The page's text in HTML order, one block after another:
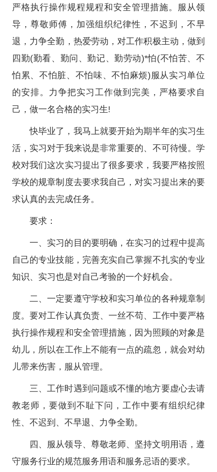
严格执行操作规程规程和安全管理措施。服从领
导，尊敬师傅，加强组织纪律性，不迟到，不早
退，力争全勤，热爱劳动，对工作积极主动，做到
四勤(勤看、勤问、勤记、勤劳动)*怕(不怕苦、不
怕累、不怕脏、不怕味、不怕麻烦)服从实习单位
的安排。力争把实习工作做到完美，严格要求自
己，做一名合格的实习生!
快毕业了，我马上就要开始为期半年的实习生
活，实习对于我来说是非常重要的、不可待慢。学
校对我们这次实习提出了很多要求，我要严格按照
学校的规章制度去要求我自己，对实习提出来的要
求认真的去完成任务。
要求：
一、实习的目的要明确，在实习的过程中提高
自己的专业技能，完善充实自己掌握不扎实的专业
知识、实习也是对自己考验的一个好机会。
二、一定要遵守学校和实习单位的各种规章制
度。要对工作认真负责、一丝不苟、工作中要严格
执行操作规程和安全管理措施，因为照顾的对象是
幼儿，所以在工作上不能有一点的疏忽，就会对幼
儿带来伤害，服从管理。
三、工作时遇到问题或不懂的地方要虚心去请
教老师，要做到不耻下问，工作中要有组织纪律
性、不迟到、不早退、力争全勤。
四、服从领导、尊敬老师、坚持文明用语，遵
守服务行业的规范服务用语和服务忌语的要求。